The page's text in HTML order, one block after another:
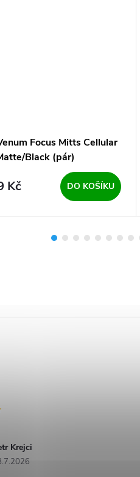
Focus Mitts Cellular
Black (pár)
Kč DO KOŠÍKU
Krejci